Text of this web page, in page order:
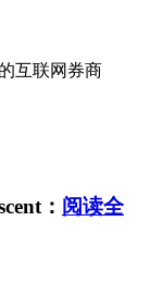
互联网券商
： 阅读全